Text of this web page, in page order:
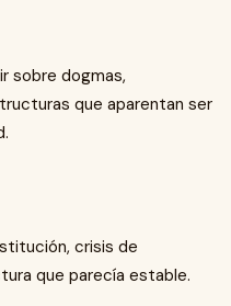
sobre dogmas,
que aparentan ser
crisis de
que parecía estable.